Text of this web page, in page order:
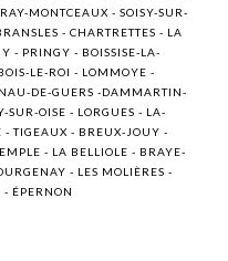
MONTCEAUX - SOISY-SUR-
- CHARTRETTES - LA
- PRINGY - BOISSISE-LA-
LE-ROI - LOMMOYE -
DE-GUERS -DAMMARTIN-
OISE - LORGUES - LA-
- TIGEAUX - BREUX-JOUY -
- LA BELLIOLE - BRAYE-
- LES MOLIÈRES -
ÉPERNON